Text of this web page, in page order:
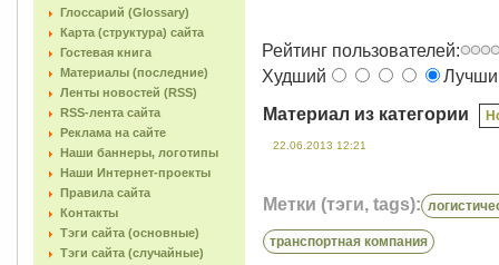
Глоссарий (Glossary)
Карта (структура) сайта
Гостевая книга
Материалы (последние)
Ленты новостей (RSS)
RSS-лента сайта
Реклама на сайте
Наши баннеры, логотипы
Наши Интернет-проекты
Правила сайта
Контакты
Тэги сайта (основные)
Тэги сайта (случайные)
Рейтинг пользователей:
Худший
Материал из категории
22.06.2013 12:21
Метки (тэги, tags):
транспортная компания